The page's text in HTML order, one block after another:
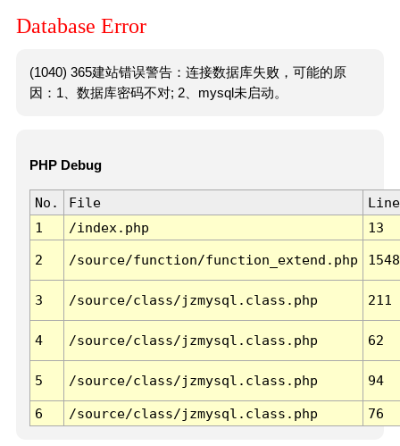
Database Error
(1040) 365建站错误警告：连接数据库失败，可能的原
因：1、数据库密码不对; 2、mysql未启动。
PHP Debug
No. File
Line
1
/index.php 13
2 /source/function/function_extend.php 1548
3 /source/class/jzmysql.class.php 211
4 /source/class/jzmysql.class.php 62
5 /source/class/jzmysql.class.php 94
6 /source/class/jzmysql.class.php 76